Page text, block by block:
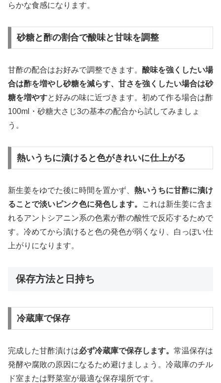
らかな食感になります。
砂糖と酢の割合で酸味と甘味を調整
甘酢の配合はお好みで調整できます。 酸味を強くしたい場
合は酢を増やし砂糖を減らす、甘さを強くしたい場合は砂
糖を増やすと好みの味に近づきます。初めて作る場合は酢
100ml・砂糖大さじ3の基本の配合から試してみましょ
う。
熱いうちに漬けると色がきれいに仕上がる
新生姜をゆでた後に時間を置かず、 熱いうちに甘酢に漬け
ることで淡いピンク色に発色します。
これは新生姜に含ま
れるアントシアニン系の色素が酢の酸性で反応するためで
す。冷めてから漬けると色の発色が弱くなり、白っぽい仕
上がりになります。
保存方法と日持ち
冷蔵庫で保存
完成した甘酢漬けは必ず冷蔵庫で保存します。 常温保存は
発酵や腐敗の原因になるため避けましょう。冷蔵庫のチル
ド室または野菜室が最適な保存場所です。